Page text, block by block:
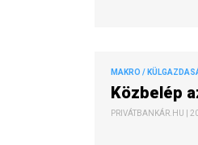
MAKRO /
Közbelép
PRIVÁTBANKÁR.HU |